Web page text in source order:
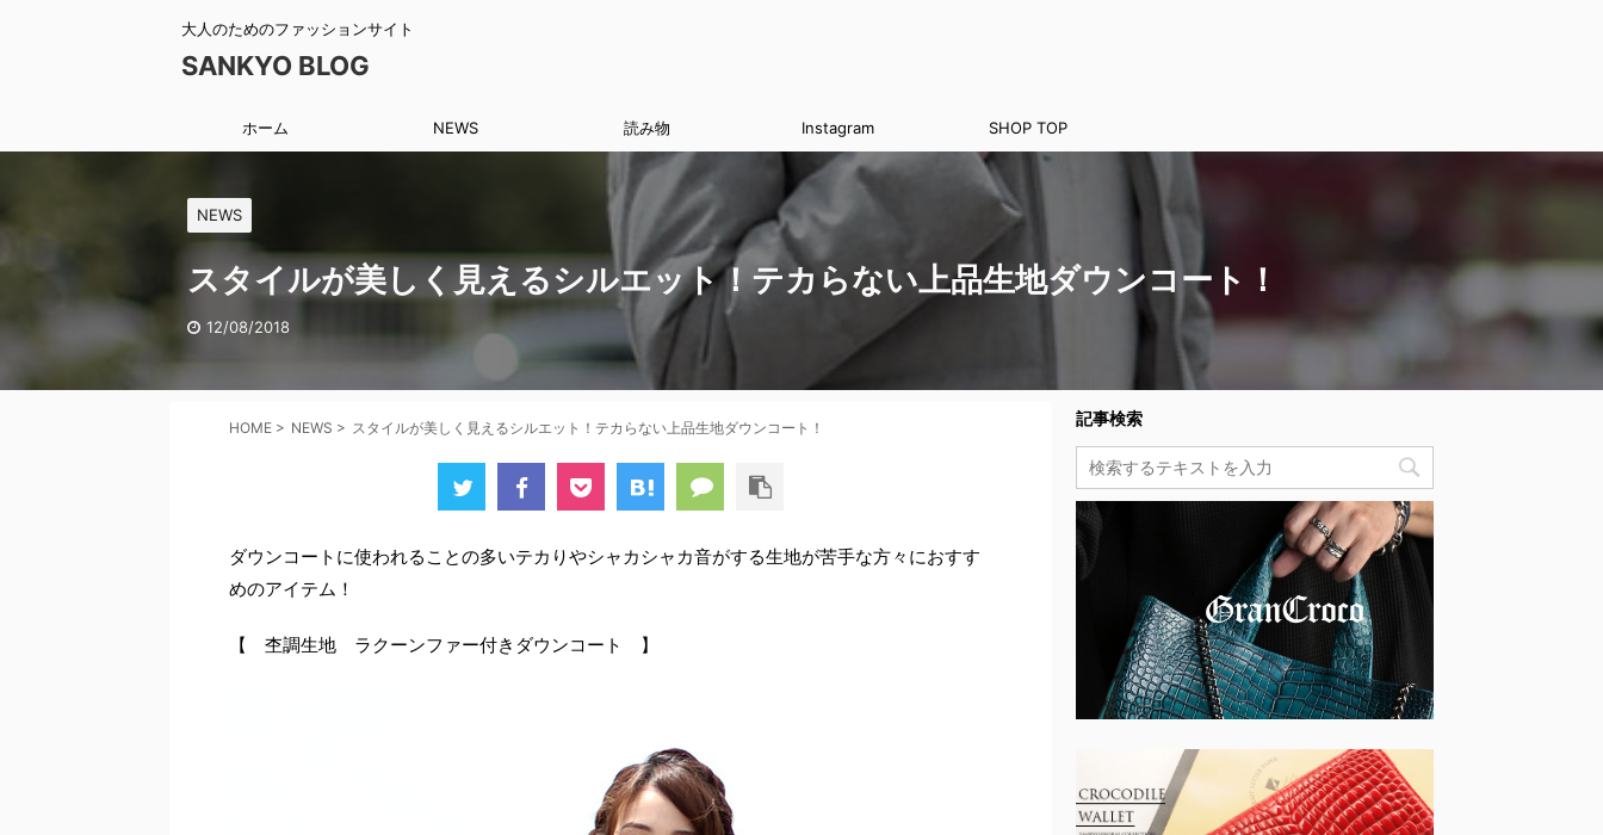
大人のためのファッションサイト
SANKYO BLOG
ホーム NEWS 読み物 Instagram SHOP TOP
NEWS
スタイルが美しく見えるシルエット！テカらない上品生地ダウンコート！
12/08/2018
HOME > NEWS > スタイルが美しく見えるシルエット！テカらない上品生地ダウンコート！
ダウンコートに使われることの多いテカりやシャカシャカ音がする生地が苦手な方々におすす
めのアイテム！
【 杢調生地 ラクーンファー付きダウンコート 】
記事検索